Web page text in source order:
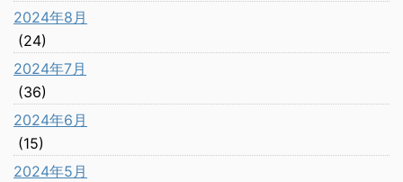
2024年8月
(24)
2024年7月
(36)
2024年6月
(15)
2024年5月